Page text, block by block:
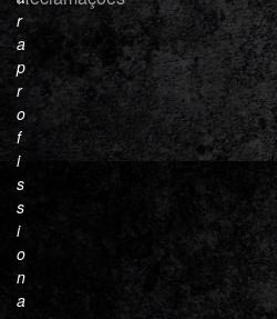
r
a
p
r
o
f
i
s
s
i
o
n
a